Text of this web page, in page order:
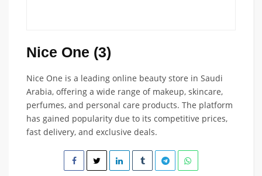
Nice One (3)
Nice One is a leading online beauty store in Saudi
Arabia, offering a wide range of makeup, skincare,
perfumes, and personal care products. The platform
has gained popularity due to its competitive prices,
fast delivery, and exclusive deals.